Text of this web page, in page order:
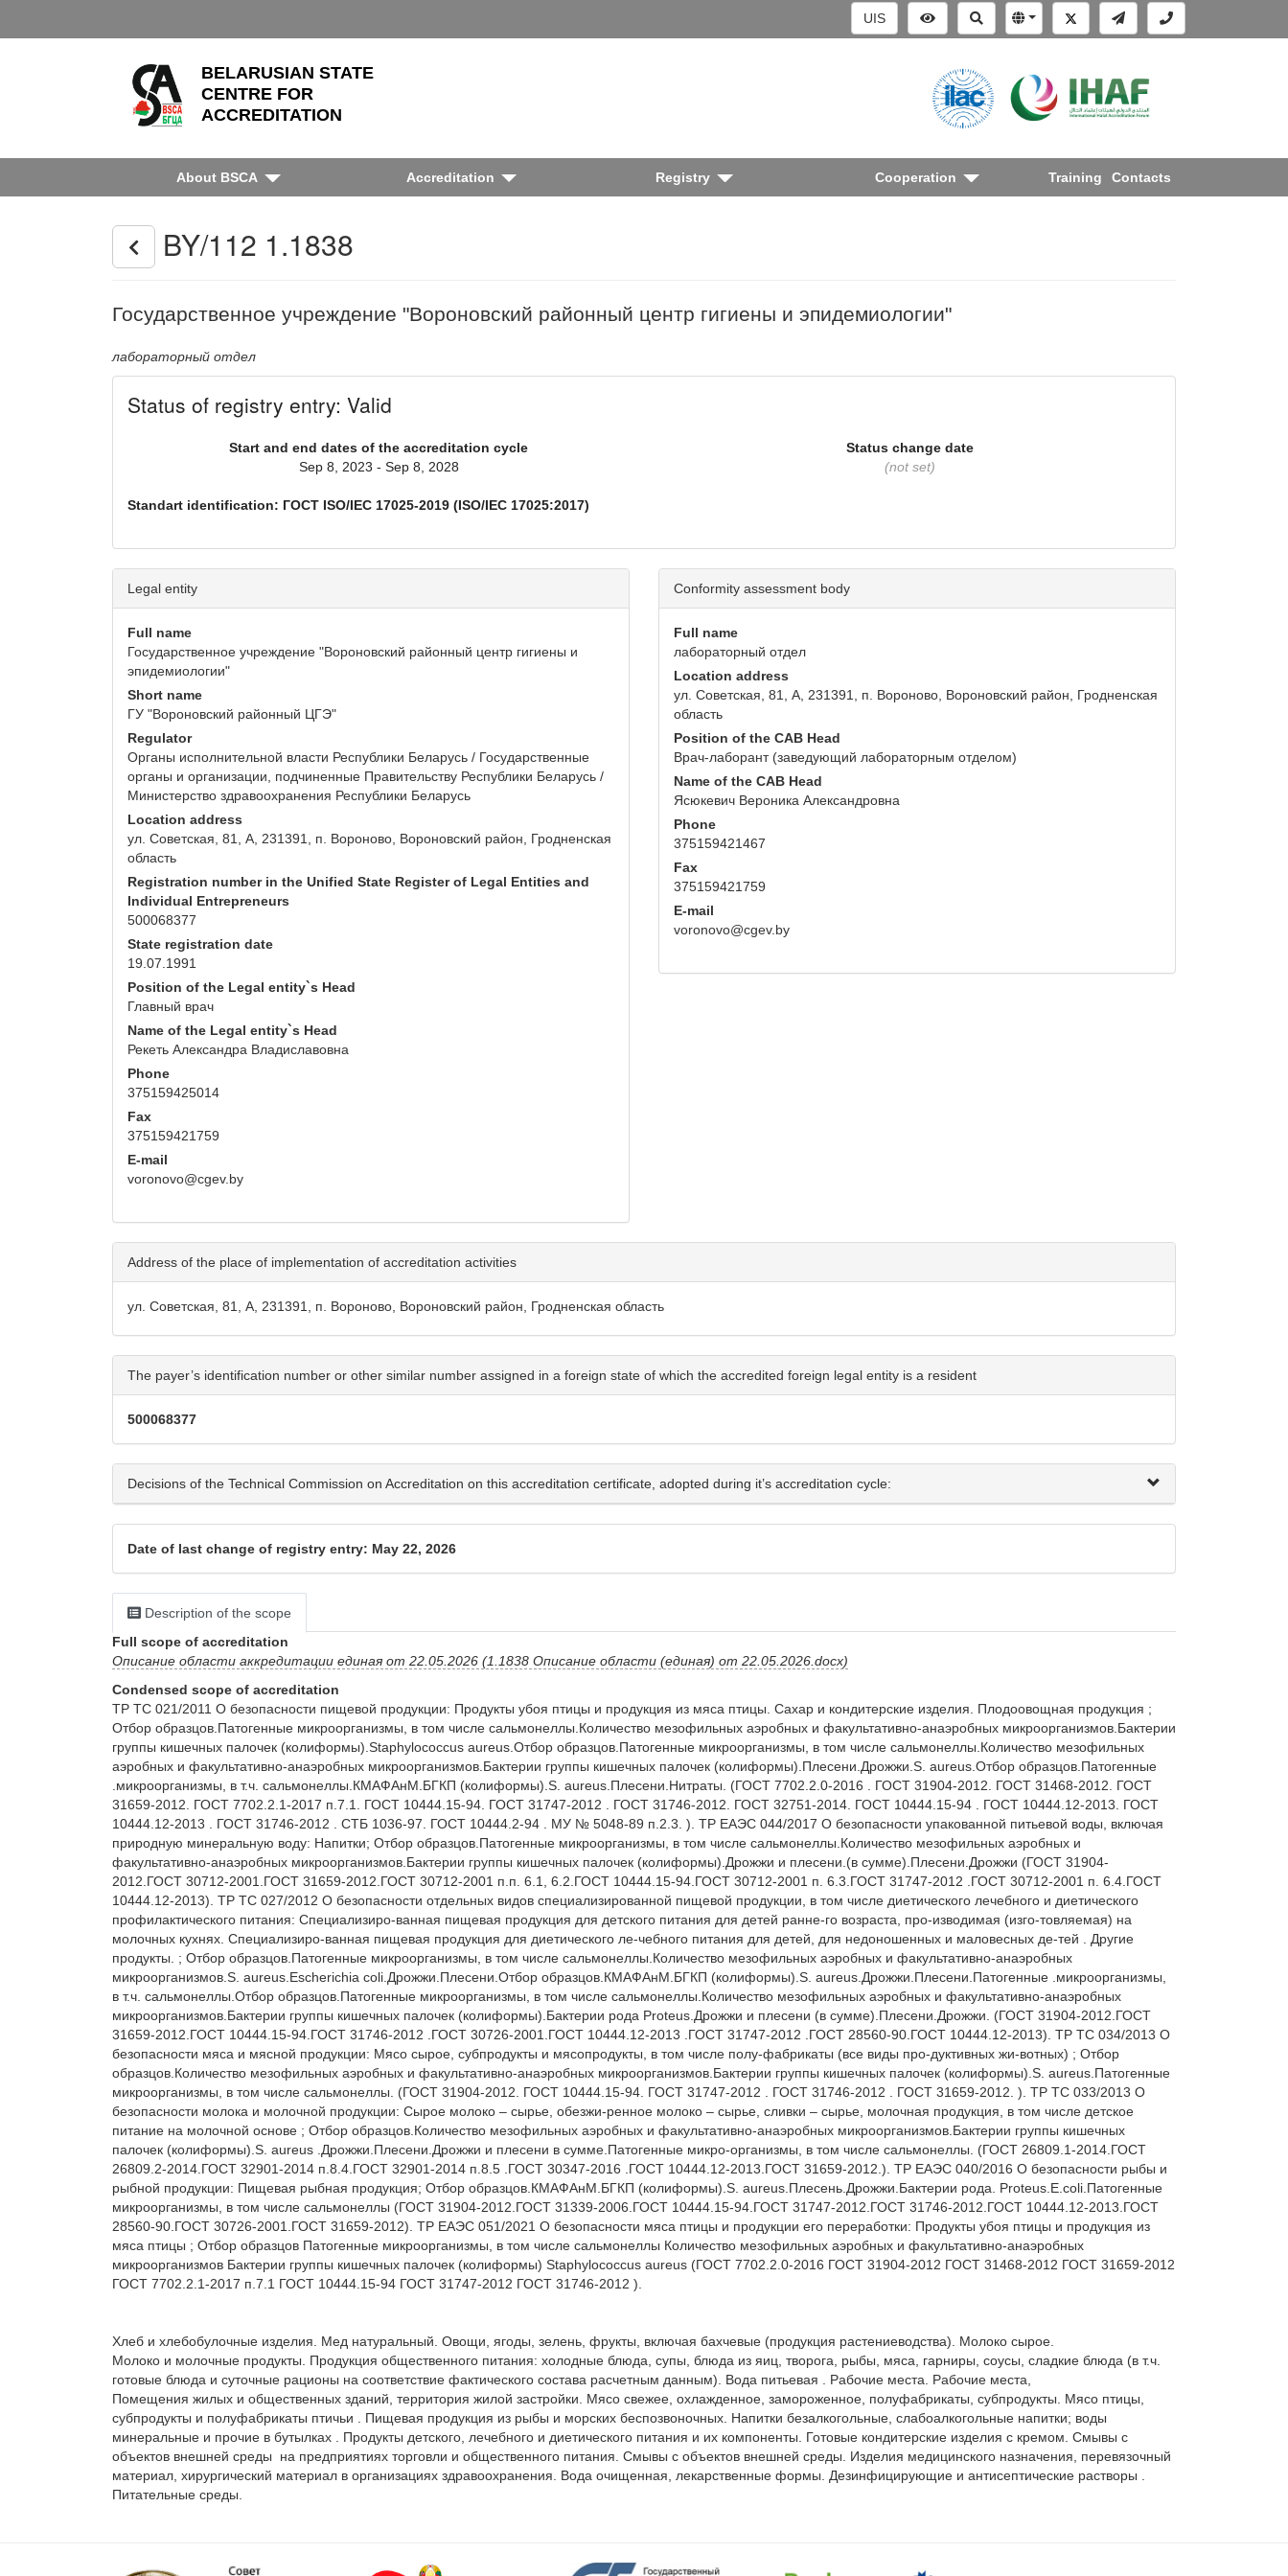
UIS
BELARUSIAN STATE
CENTRE FOR
ACCREDITATION
About BSCA Accreditation Registry Cooperation Training Contacts
BY/112 1.1838
Государственное учреждение "Вороновский районный центр гигиены и эпидемиологии"
лабораторный отдел
Status of registry entry: Valid
Start and end dates of the accreditation cycle
Sep 8, 2023 - Sep 8, 2028
Status change date
(not set)
Standart identification: ГОСТ ISO/IEC 17025-2019 (ISO/IEC 17025:2017)
Legal entity
Full name
Государственное учреждение "Вороновский районный центр гигиены и
эпидемиологии"
Short name
ГУ "Вороновский районный ЦГЭ"
Regulator
Органы исполнительной власти Республики Беларусь / Государственные
органы и организации, подчиненные Правительству Республики Беларусь /
Министерство здравоохранения Республики Беларусь
Location address
ул. Советская, 81, А, 231391, п. Вороново, Вороновский район, Гродненская
область
Registration number in the Unified State Register of Legal Entities and
Individual Entrepreneurs
500068377
State registration date
19.07.1991
Position of the Legal entity`s Head
Главный врач
Name of the Legal entity`s Head
Рекеть Александра Владиславовна
Phone
375159425014
Fax
375159421759
E-mail
voronovo@cgev.by
Conformity assessment body
Full name
лабораторный отдел
Location address
ул. Советская, 81, А, 231391, п. Вороново, Вороновский район, Гродненская
область
Position of the CAB Head
Врач-лаборант (заведующий лабораторным отделом)
Name of the CAB Head
Ясюкевич Вероника Александровна
Phone
375159421467
Fax
375159421759
E-mail
voronovo@cgev.by
Address of the place of implementation of accreditation activities
ул. Советская, 81, А, 231391, п. Вороново, Вороновский район, Гродненская область
The payer’s identification number or other similar number assigned in a foreign state of which the accredited foreign legal entity is a resident
500068377
Decisions of the Technical Commission on Accreditation on this accreditation certificate, adopted during it’s accreditation cycle:
Date of last change of registry entry: May 22, 2026
Description of the scope
Full scope of accreditation
Описание области аккредитации единая от 22.05.2026 (1.1838 Описание области (единая) от 22.05.2026.docx)
Condensed scope of accreditation
ТР ТС 021/2011 О безопасности пищевой продукции: Продукты убоя птицы и продукция из мяса птицы. Сахар и кондитерские изделия. Плодоовощная продукция ;
Отбор образцов.Патогенные микроорганизмы, в том числе сальмонеллы.Количество мезофильных аэробных и факультативно-анаэробных микроорганизмов.Бактерии
группы кишечных палочек (колиформы).Staphylococcus aureus.Отбор образцов.Патогенные микроорганизмы, в том числе сальмонеллы.Количество мезофильных
аэробных и факультативно-анаэробных микроорганизмов.Бактерии группы кишечных палочек (колиформы).Плесени.Дрожжи.S. aureus.Отбор образцов.Патогенные
.микроорганизмы, в т.ч. сальмонеллы.КМАФАнМ.БГКП (колиформы).S. aureus.Плесени.Нитраты. (ГОСТ 7702.2.0-2016 . ГОСТ 31904-2012. ГОСТ 31468-2012. ГОСТ
31659-2012. ГОСТ 7702.2.1-2017 п.7.1. ГОСТ 10444.15-94. ГОСТ 31747-2012 . ГОСТ 31746-2012. ГОСТ 32751-2014. ГОСТ 10444.15-94 . ГОСТ 10444.12-2013. ГОСТ
10444.12-2013 . ГОСТ 31746-2012 . СТБ 1036-97. ГОСТ 10444.2-94 . МУ № 5048-89 п.2.3. ). ТР ЕАЭС 044/2017 О безопасности упакованной питьевой воды, включая
природную минеральную воду: Напитки; Отбор образцов.Патогенные микроорганизмы, в том числе сальмонеллы.Количество мезофильных аэробных и
факультативно-анаэробных микроорганизмов.Бактерии группы кишечных палочек (колиформы).Дрожжи и плесени.(в сумме).Плесени.Дрожжи (ГОСТ 31904-
2012.ГОСТ 30712-2001.ГОСТ 31659-2012.ГОСТ 30712-2001 п.п. 6.1, 6.2.ГОСТ 10444.15-94.ГОСТ 30712-2001 п. 6.3.ГОСТ 31747-2012 .ГОСТ 30712-2001 п. 6.4.ГОСТ
10444.12-2013). ТР ТС 027/2012 О безопасности отдельных видов специализированной пищевой продукции, в том числе диетического лечебного и диетического
профилактического питания: Специализиро-ванная пищевая продукция для детского питания для детей ранне-го возраста, про-изводимая (изго-товляемая) на
молочных кухнях. Специализиро-ванная пищевая продукция для диетического ле-чебного питания для детей, для недоношенных и маловесных де-тей . Другие
продукты. ; Отбор образцов.Патогенные микроорганизмы, в том числе сальмонеллы.Количество мезофильных аэробных и факультативно-анаэробных
микроорганизмов.S. aureus.Escherichia coli.Дрожжи.Плесени.Отбор образцов.КМАФАнМ.БГКП (колиформы).S. aureus.Дрожжи.Плесени.Патогенные .микроорганизмы,
в т.ч. сальмонеллы.Отбор образцов.Патогенные микроорганизмы, в том числе сальмонеллы.Количество мезофильных аэробных и факультативно-анаэробных
микроорганизмов.Бактерии группы кишечных палочек (колиформы).Бактерии рода Proteus.Дрожжи и плесени (в сумме).Плесени.Дрожжи. (ГОСТ 31904-2012.ГОСТ
31659-2012.ГОСТ 10444.15-94.ГОСТ 31746-2012 .ГОСТ 30726-2001.ГОСТ 10444.12-2013 .ГОСТ 31747-2012 .ГОСТ 28560-90.ГОСТ 10444.12-2013). ТР ТС 034/2013 О
безопасности мяса и мясной продукции: Мясо сырое, субпродукты и мясопродукты, в том числе полу-фабрикаты (все виды про-дуктивных жи-вотных) ; Отбор
образцов.Количество мезофильных аэробных и факультативно-анаэробных микроорганизмов.Бактерии группы кишечных палочек (колиформы).S. aureus.Патогенные
микроорганизмы, в том числе сальмонеллы. (ГОСТ 31904-2012. ГОСТ 10444.15-94. ГОСТ 31747-2012 . ГОСТ 31746-2012 . ГОСТ 31659-2012. ). ТР ТС 033/2013 О
безопасности молока и молочной продукции: Сырое молоко – сырье, обезжи-ренное молоко – сырье, сливки – сырье, молочная продукция, в том числе детское
питание на молочной основе ; Отбор образцов.Количество мезофильных аэробных и факультативно-анаэробных микроорганизмов.Бактерии группы кишечных
палочек (колиформы).S. aureus .Дрожжи.Плесени.Дрожжи и плесени в сумме.Патогенные микро-организмы, в том числе сальмонеллы. (ГОСТ 26809.1-2014.ГОСТ
26809.2-2014.ГОСТ 32901-2014 п.8.4.ГОСТ 32901-2014 п.8.5 .ГОСТ 30347-2016 .ГОСТ 10444.12-2013.ГОСТ 31659-2012.). ТР ЕАЭС 040/2016 О безопасности рыбы и
рыбной продукции: Пищевая рыбная продукция; Отбор образцов.КМАФАнМ.БГКП (колиформы).S. aureus.Плесень.Дрожжи.Бактерии рода. Proteus.E.coli.Патогенные
микроорганизмы, в том числе сальмонеллы (ГОСТ 31904-2012.ГОСТ 31339-2006.ГОСТ 10444.15-94.ГОСТ 31747-2012.ГОСТ 31746-2012.ГОСТ 10444.12-2013.ГОСТ
28560-90.ГОСТ 30726-2001.ГОСТ 31659-2012). ТР ЕАЭС 051/2021 О безопасности мяса птицы и продукции его переработки: Продукты убоя птицы и продукция из
мяса птицы ; Отбор образцов Патогенные микроорганизмы, в том числе сальмонеллы Количество мезофильных аэробных и факультативно-анаэробных
микроорганизмов Бактерии группы кишечных палочек (колиформы) Staphylococcus aureus (ГОСТ 7702.2.0-2016 ГОСТ 31904-2012 ГОСТ 31468-2012 ГОСТ 31659-2012
ГОСТ 7702.2.1-2017 п.7.1 ГОСТ 10444.15-94 ГОСТ 31747-2012 ГОСТ 31746-2012 ).
Хлеб и хлебобулочные изделия. Мед натуральный. Овощи, ягоды, зелень, фрукты, включая бахчевые (продукция растениеводства). Молоко сырое.
Молоко и молочные продукты. Продукция общественного питания: холодные блюда, супы, блюда из яиц, творога, рыбы, мяса, гарниры, соусы, сладкие блюда (в т.ч.
готовые блюда и суточные рационы на соответствие фактического состава расчетным данным). Вода питьевая . Рабочие места. Рабочие места,
Помещения жилых и общественных зданий, территория жилой застройки. Мясо свежее, охлажденное, замороженное, полуфабрикаты, субпродукты. Мясо птицы,
субпродукты и полуфабрикаты птичьи . Пищевая продукция из рыбы и морских беспозвоночных. Напитки безалкогольные, слабоалкогольные напитки; воды
минеральные и прочие в бутылках . Продукты детского, лечебного и диетического питания и их компоненты. Готовые кондитерские изделия с кремом. Смывы с
объектов внешней среды  на предприятиях торговли и общественного питания. Смывы с объектов внешней среды. Изделия медицинского назначения, перевязочный
материал, хирургический материал в организациях здравоохранения. Вода очищенная, лекарственные формы. Дезинфицирующие и антисептические растворы .